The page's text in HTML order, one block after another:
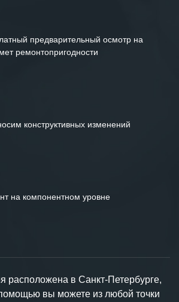
предварительный осмотр на
ремонтопригодности
конструктивных изменений
на компонентном уровне
расположена в Санкт-Петербурге,
вы можете из любой точки